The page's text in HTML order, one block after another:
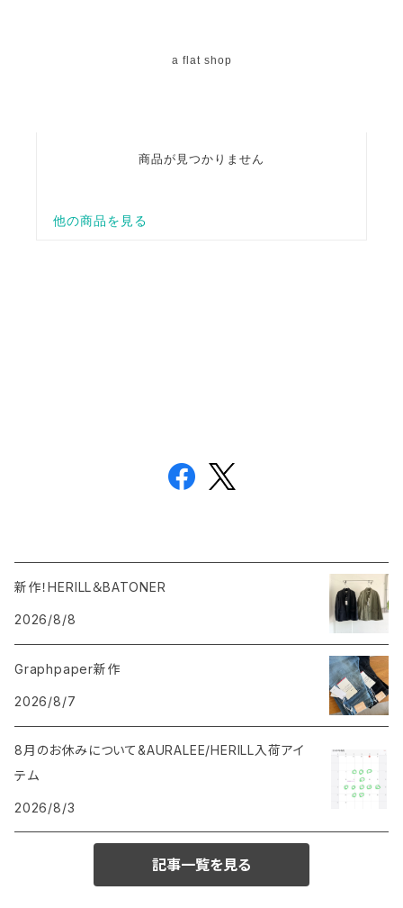
新作！HERILL＆BATONER
2026/8/8
Graphpaper新作
2026/8/7
8月のお休みについて&AURALEE/HERILL入荷アイ
テム
2026/8/3
記事一覧を見る